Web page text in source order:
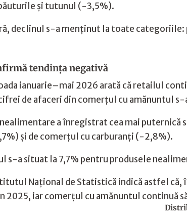
și tutunul (-3,5%).
declinul s-a menținut la toate
tendința negativă
ianuarie–mai 2026 arată că retailul
de afaceri din comerțul cu amănuntul s-
a înregistrat cea mai puternică
și de comerțul cu carburanți (-2,8%).
s-a situat la 7,7% pentru produsele
Național de Statistică indică astfel
2025, iar comerțul cu amănuntul continuă